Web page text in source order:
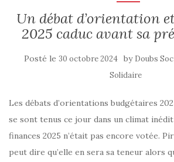
Un débat d’orientation
2025 caduc avant sa
Posté le 30 octobre 2024 by Doubs
Solidaire
Les débats d’orientations budgétaires
se sont tenus ce jour dans un climat
finances 2025 n’était pas encore votée.
peut dire qu’elle en sera sa teneur alors